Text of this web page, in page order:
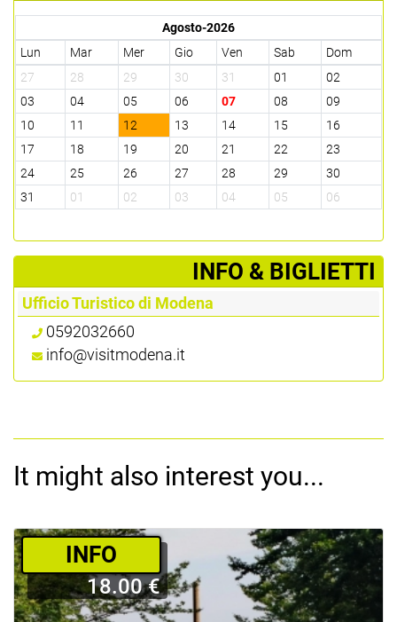
Agosto-2026
Lun
Mar Mer Gio Ven Sab
Dom
27
28 29 30 31 01
02
03
04 05 06 07 08
09
10
11 12 13 14 15
16
17
18 19 20 21 22
23
24
25 26 27 28 29
30
31
01 02 03 04 05 06
­INFO & BIGLIETTI
Ufficio Turistico di Modena
0592032660
info@visitmodena.it
It might also interest you...
­INFO
18.00 €